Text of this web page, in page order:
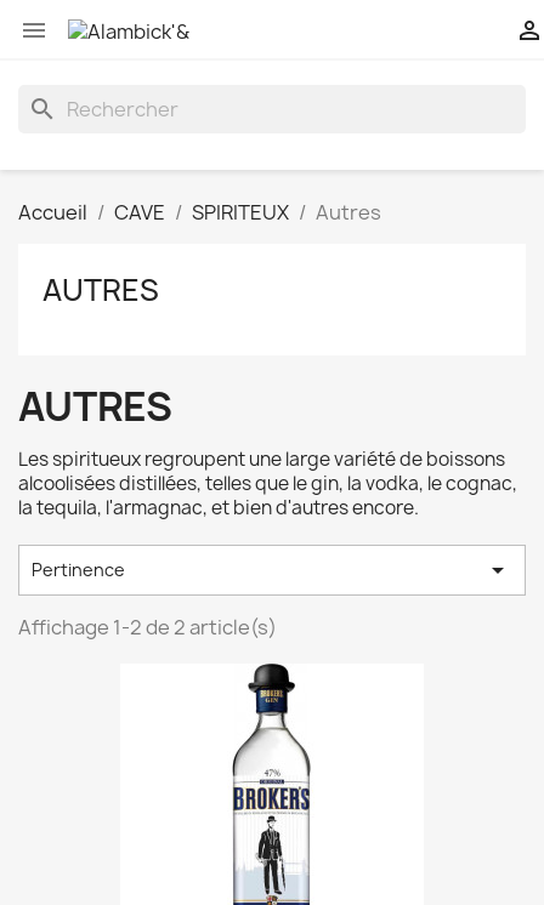
 
search
Accueil CAVE SPIRITEUX Autres
AUTRES
AUTRES
Les spiritueux regroupent une large variété de boissons
alcoolisées distillées, telles que le gin, la vodka, le cognac,
la tequila, l'armagnac, et bien d'autres encore.
Pertinence 
Affichage 1-2 de 2 article(s)